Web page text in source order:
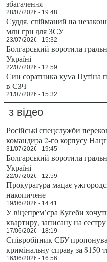
збагачення
28/07/2026 - 19:48
Суддя, спійманий на
млн грн для ЗСУ
23/07/2026 - 15:32
Болгарський воротила
Україні
22/07/2026 - 12:59
Син соратника кума Путіна
в СЗЧ
21/07/2026 - 15:32
з відео
Російські спецслужби
командира 2-го корпусу
31/07/2026 - 19:45
Болгарський воротила
Україні
22/07/2026 - 12:59
Прокуратура мацає
накопичене
19/06/2026 - 14:41
У віцепрем’єра Кулеби
квартиру, записану на сестру
17/06/2026 - 18:19
Співробітник СБУ
кримінальну справу за $150
16/06/2026 - 16:56